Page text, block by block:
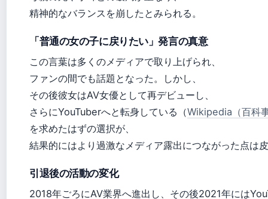
精神的なバランスを崩したとみられる。
「普通の女の子に戻りたい」発言の真意
この言葉は多くのメディアで取り上げられ、
ファンの間でも話題となった。しかし、
その後彼女はAV女優として再デビューし、
さらにYouTuberへと転身している（Wikipedia（百科
を求めたはずの選択が、
結果的にはより過激なメディア露出につながった点は
引退後の活動の変化
2018年ごろにAV業界へ進出し、その後2021年には